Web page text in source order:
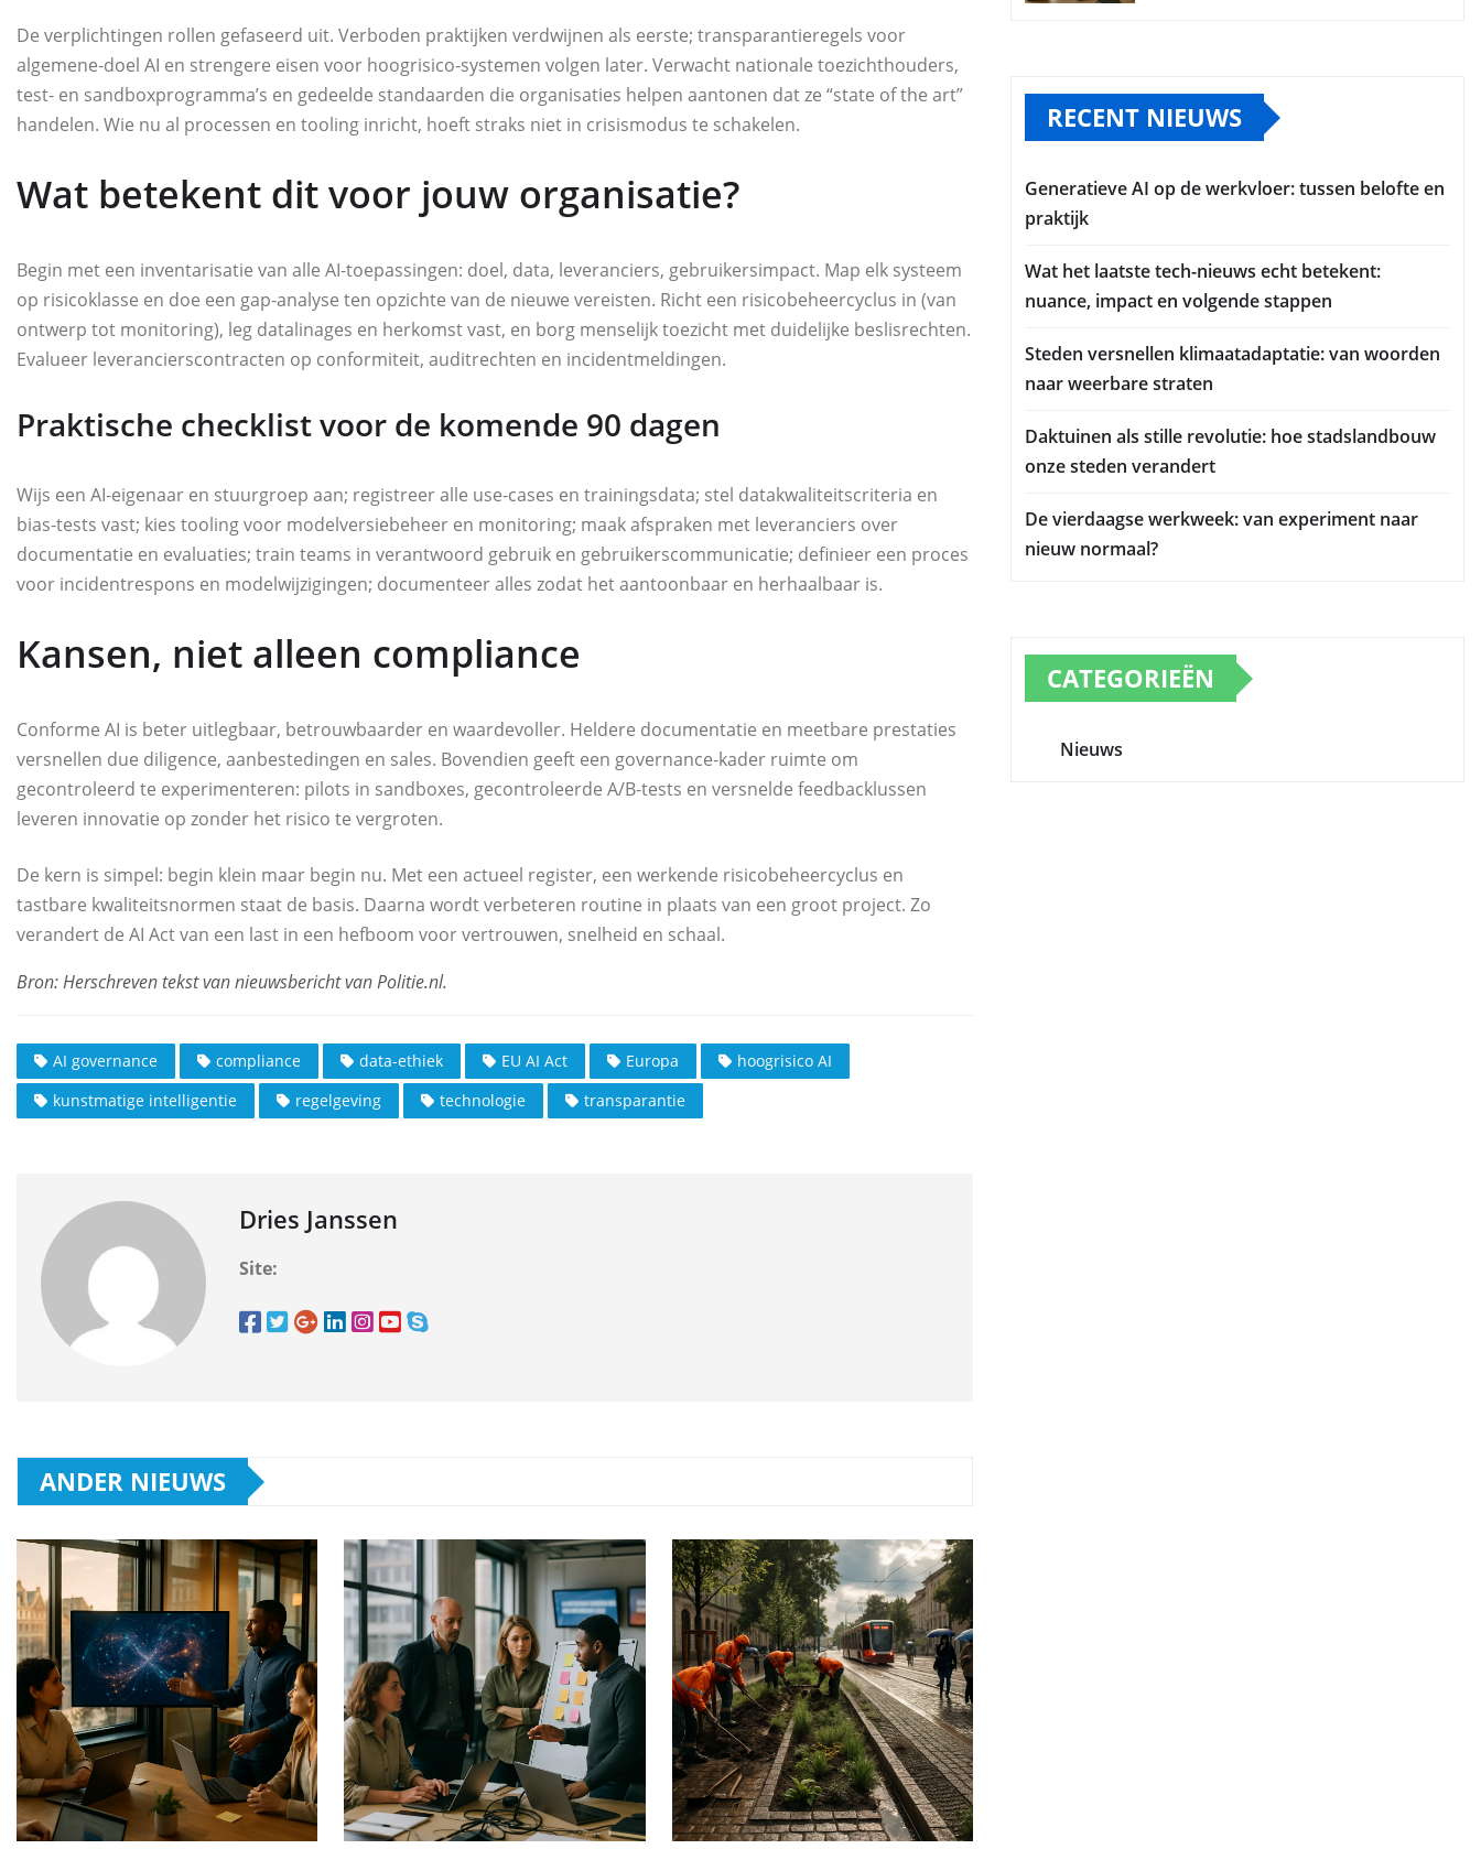
De verplichtingen rollen gefaseerd uit. Verboden praktijken verdwijnen als eerste; transparantieregels voor
algemene‑doel AI en strengere eisen voor hoogrisico‑systemen volgen later. Verwacht nationale toezichthouders,
test‑ en sandboxprogramma’s en gedeelde standaarden die organisaties helpen aantonen dat ze “state of the art”
handelen. Wie nu al processen en tooling inricht, hoeft straks niet in crisismodus te schakelen.
Wat betekent dit voor jouw organisatie?
Begin met een inventarisatie van alle AI‑toepassingen: doel, data, leveranciers, gebruikersimpact. Map elk systeem
op risicoklasse en doe een gap‑analyse ten opzichte van de nieuwe vereisten. Richt een risicobeheercyclus in (van
ontwerp tot monitoring), leg datalinages en herkomst vast, en borg menselijk toezicht met duidelijke beslisrechten.
Evalueer leverancierscontracten op conformiteit, auditrechten en incidentmeldingen.
Praktische checklist voor de komende 90 dagen
Wijs een AI‑eigenaar en stuurgroep aan; registreer alle use‑cases en trainingsdata; stel datakwaliteitscriteria en
bias‑tests vast; kies tooling voor modelversiebeheer en monitoring; maak afspraken met leveranciers over
documentatie en evaluaties; train teams in verantwoord gebruik en gebruikerscommunicatie; definieer een proces
voor incidentrespons en modelwijzigingen; documenteer alles zodat het aantoonbaar en herhaalbaar is.
Kansen, niet alleen compliance
Conforme AI is beter uitlegbaar, betrouwbaarder en waardevoller. Heldere documentatie en meetbare prestaties
versnellen due diligence, aanbestedingen en sales. Bovendien geeft een governance‑kader ruimte om
gecontroleerd te experimenteren: pilots in sandboxes, gecontroleerde A/B‑tests en versnelde feedbacklussen
leveren innovatie op zonder het risico te vergroten.
De kern is simpel: begin klein maar begin nu. Met een actueel register, een werkende risicobeheercyclus en
tastbare kwaliteitsnormen staat de basis. Daarna wordt verbeteren routine in plaats van een groot project. Zo
verandert de AI Act van een last in een hefboom voor vertrouwen, snelheid en schaal.
AI governance compliance data-ethiek EU AI Act Europa
hoogrisico AI
kunstmatige intelligentie
regelgeving technologie transparantie
Dries Janssen
Site:
ANDER NIEUWS
RECENT NIEUWS
Generatieve AI op de werkvloer: tussen belofte en
praktijk
Wat het laatste tech-nieuws echt betekent:
nuance, impact en volgende stappen
Steden versnellen klimaatadaptatie: van woorden
naar weerbare straten
Daktuinen als stille revolutie: hoe stadslandbouw
onze steden verandert
De vierdaagse werkweek: van experiment naar
nieuw normaal?
CATEGORIEËN
Nieuws